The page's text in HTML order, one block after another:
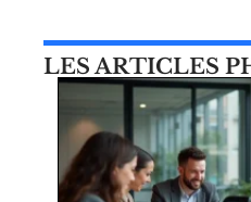
LES ARTICLES